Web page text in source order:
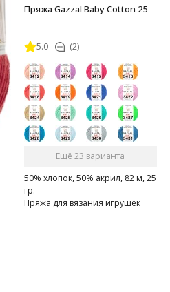
Пряжа Gazzal Baby Cotton 25
5.0 (2)
Ещё 23 варианта
50% хлопок, 50% акрил, 82 м, 25
гр.
Пряжа для вязания игрушек